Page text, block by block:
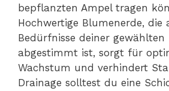
bepflanzten Ampel tragen
Hochwertige Blumenerde, die
Bedürfnisse deiner gewählten
abgestimmt ist, sorgt für
Wachstum und verhindert
Drainage solltest du eine